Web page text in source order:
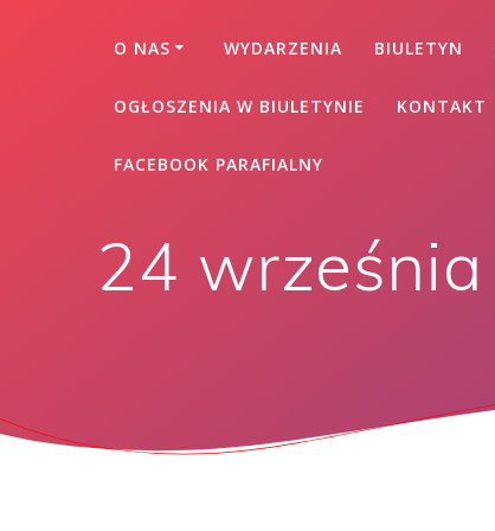
O NAS WYDARZENIA BIULETYN
OGŁOSZENIA W BIULETYNIE KONTAKT
FACEBOOK PARAFIALNY
24 września